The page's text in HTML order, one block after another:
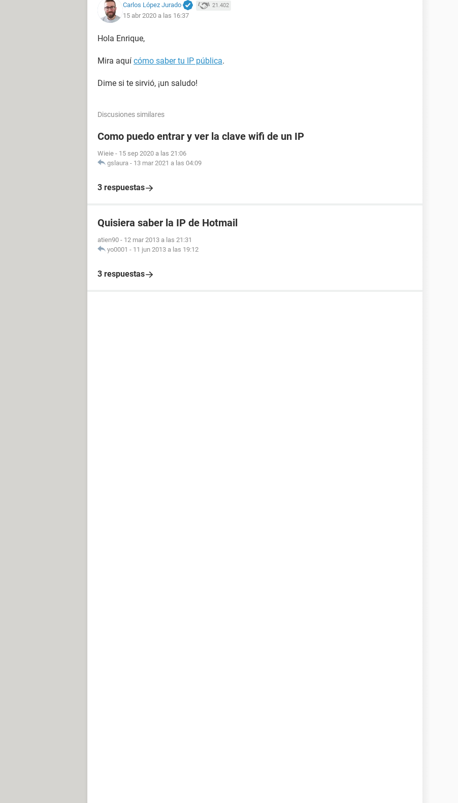
Carlos López Jurado 21.402
15 abr 2020 a las 16:37
Hola Enrique,
Mira aquí cómo saber tu IP pública.
Dime si te sirvió, ¡un saludo!
Discusiones similares
Como puedo entrar y ver la clave wifi de un IP
Wieie - 15 sep 2020 a las 21:06
gslaura - 13 mar 2021 a las 04:09
3 respuestas
Quisiera saber la IP de Hotmail
atien90 - 12 mar 2013 a las 21:31
yo0001 - 11 jun 2013 a las 19:12
3 respuestas